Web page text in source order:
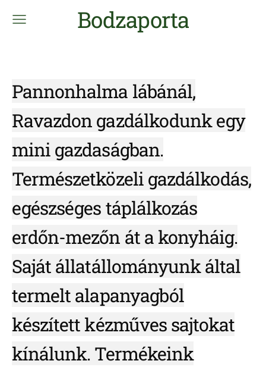
Bodzaporta
Pannonhalma lábánál,
Ravazdon gazdálkodunk egy
mini gazdaságban.
Természetközeli gazdálkodás,
egészséges táplálkozás
erdőn-mezőn át a konyháig.
Saját állatállományunk által
termelt alapanyagból
készített kézműves sajtokat
kínálunk. Termékeink